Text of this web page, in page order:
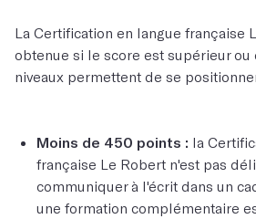
La Certification en langue française
obtenue si le score est supérieur ou
niveaux permettent de se
Moins de 450 points : la
française Le Robert n'est pas
communiquer à l'écrit dans un
une formation complémentaire